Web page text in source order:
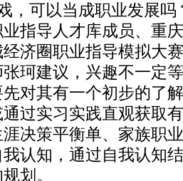
，可以当成职业发展吗
指导人才库成员、重
济圈职业指导模拟大
珂建议，兴趣不一定
对其有一个初步的了
过实习实践直观获取
决策平衡单、家族职
认知，通过自我认知
划。